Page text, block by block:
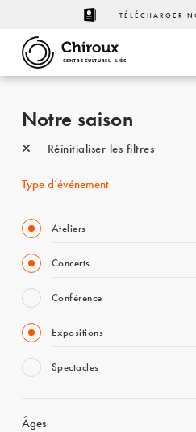
TÉLÉCHARGER
CENTRE CULTUREL - LIÈGE
Notre saison
Réinitialiser les filtres
Type d’événement
Ateliers
Concerts
Conférence
Expositions
Spectacles
Âges